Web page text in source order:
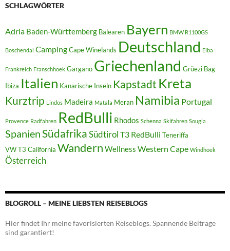
SCHLAGWÖRTER
Adria Baden-Württemberg Balearen Bayern BMW R1100GS
Boschendal CampingCape Winelands Deutschland Elba
Frankreich Franschhoek Gargano Griechenland Grüezi Bag
Ibiza Italien Kanarische Inseln Kapstadt Kreta
Kurztrip Lindos Madeira Matala Meran Namibia Portugal
Provence Radfahren RedBulli Rhodos Schenna Skifahren Sougia
SpanienSüdafrikaSüdtirol T3 RedBulli Teneriffa
VW T3 California Wandern Wellness Western Cape Windhoek
Österreich
BLOGROLL – MEINE LIEBSTEN REISEBLOGS
Hier findet Ihr meine favorisierten Reiseblogs. Spannende Beiträge
sind garantiert!